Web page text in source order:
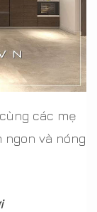
các mẹ
và nóng